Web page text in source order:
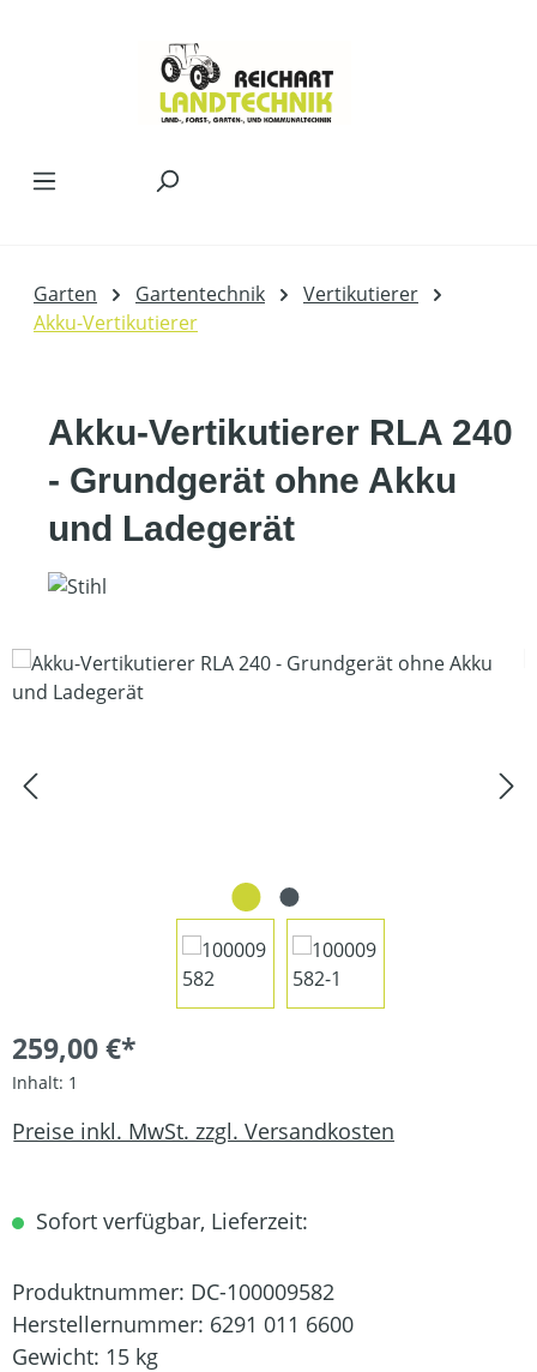
Garten Gartentechnik
Vertikutierer
Akku-Vertikutierer
Akku-Vertikutierer RLA 240
- Grundgerät ohne Akku
und Ladegerät
Bildergalerie überspringen
259,00 €*
Inhalt: 1
Preise inkl. MwSt. zzgl. Versandkosten
Sofort verfügbar, Lieferzeit:
Produktnummer: DC-100009582
Herstellernummer: 6291 011 6600
Gewicht: 15 kg